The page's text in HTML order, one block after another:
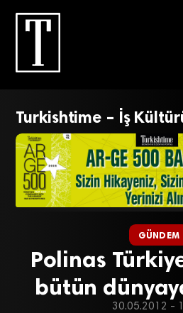
Turkishtime – İş
GÜNDEM
Polinas
bütün
30.05.2012 -